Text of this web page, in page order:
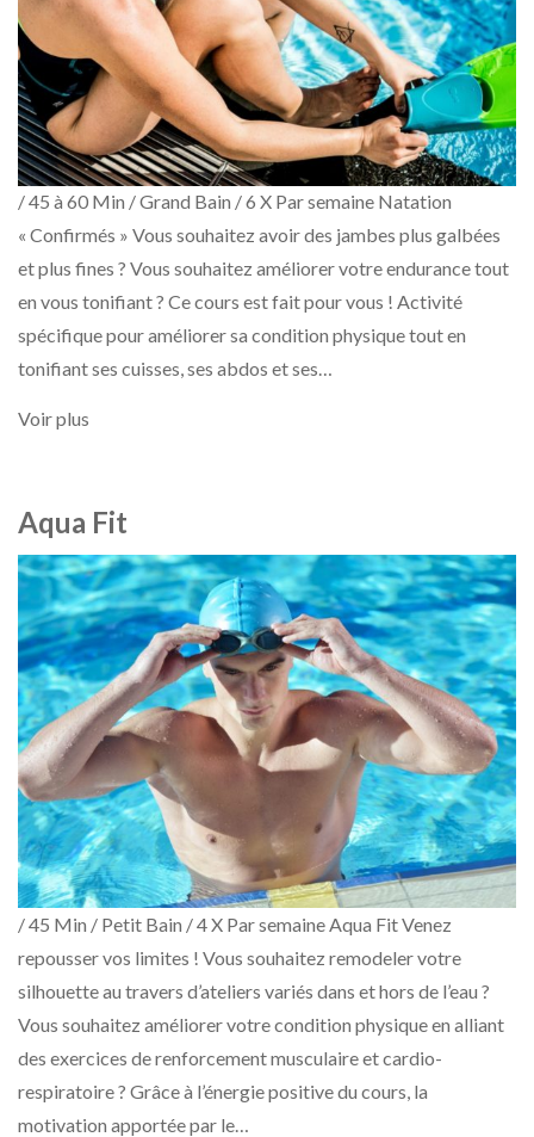
/ 45 à 60 Min / Grand Bain / 6 X Par semaine Natation
« Confirmés » Vous souhaitez avoir des jambes plus galbées
et plus fines ? Vous souhaitez améliorer votre endurance tout
en vous tonifiant ? Ce cours est fait pour vous ! Activité
spécifique pour améliorer sa condition physique tout en
tonifiant ses cuisses, ses abdos et ses…
Voir plus
Aqua Fit
/ 45 Min / Petit Bain / 4 X Par semaine Aqua Fit Venez
repousser vos limites ! Vous souhaitez remodeler votre
silhouette au travers d’ateliers variés dans et hors de l’eau ?
Vous souhaitez améliorer votre condition physique en alliant
des exercices de renforcement musculaire et cardio-
respiratoire ? Grâce à l’énergie positive du cours, la
motivation apportée par le…